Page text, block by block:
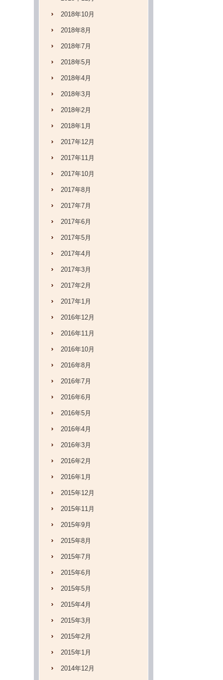
2018年10月
2018年8月
2018年7月
2018年5月
2018年4月
2018年3月
2018年2月
2018年1月
2017年12月
2017年11月
2017年10月
2017年8月
2017年7月
2017年6月
2017年5月
2017年4月
2017年3月
2017年2月
2017年1月
2016年12月
2016年11月
2016年10月
2016年8月
2016年7月
2016年6月
2016年5月
2016年4月
2016年3月
2016年2月
2016年1月
2015年12月
2015年11月
2015年9月
2015年8月
2015年7月
2015年6月
2015年5月
2015年4月
2015年3月
2015年2月
2015年1月
2014年12月